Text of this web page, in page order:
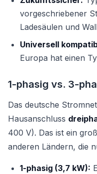
vorgeschriebener
Ladesäulen und
Universell
Europa hat einen
1-phasig vs. 3-
Das deutsche
Hausanschluss
400 V). Das ist ein
anderen Ländern, die
1-phasig (3,7 kW):